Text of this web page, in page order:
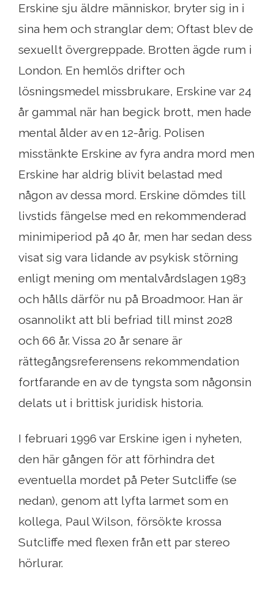
Erskine sju äldre människor, bryter sig in i
sina hem och stranglar dem; Oftast blev de
sexuellt övergreppade. Brotten ägde rum i
London. En hemlös drifter och
lösningsmedel missbrukare, Erskine var 24
år gammal när han begick brott, men hade
mental ålder av en 12-årig. Polisen
misstänkte Erskine av fyra andra mord men
Erskine har aldrig blivit belastad med
någon av dessa mord. Erskine dömdes till
livstids fängelse med en rekommenderad
minimiperiod på 40 år, men har sedan dess
visat sig vara lidande av psykisk störning
enligt mening om mentalvårdslagen 1983
och hålls därför nu på Broadmoor. Han är
osannolikt att bli befriad till minst 2028
och 66 år. Vissa 20 år senare är
rättegångsreferensens rekommendation
fortfarande en av de tyngsta som någonsin
delats ut i brittisk juridisk historia.
I februari 1996 var Erskine igen i nyheten,
den här gången för att förhindra det
eventuella mordet på Peter Sutcliffe (se
nedan), genom att lyfta larmet som en
kollega, Paul Wilson, försökte krossa
Sutcliffe med flexen från ett par stereo
hörlurar.